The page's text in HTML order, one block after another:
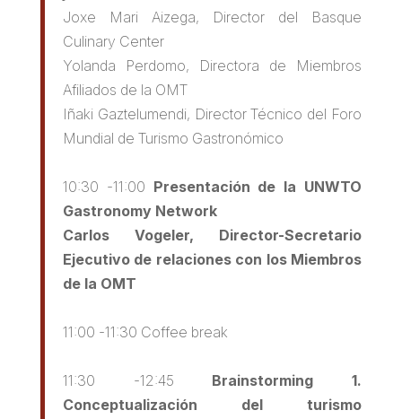
Joxe Mari Aizega, Director del Basque
Culinary Center
Yolanda Perdomo, Directora de Miembros
Afiliados de la OMT
Iñaki Gaztelumendi, Director Técnico del Foro
Mundial de Turismo Gastronómico
10:30 -11:00 Presentación de la UNWTO
Gastronomy Network
Carlos Vogeler, Director-Secretario
Ejecutivo de relaciones con los Miembros
de la OMT
11:00 -11:30 Coffee break
11:30 -12:45 Brainstorming 1.
Conceptualización del turismo